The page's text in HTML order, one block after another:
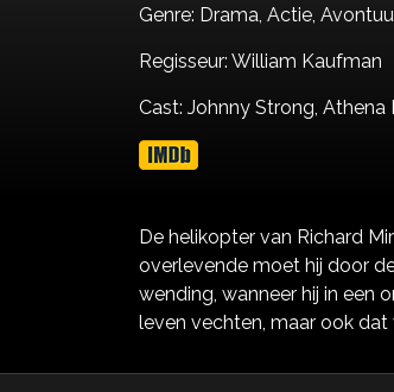
Genre: Drama, Actie,
Regisseur: William Kaufman
Cast: Johnny Strong, Athena
De helikopter van Richard
overlevende moet hij door
wending, wanneer hij in een
leven vechten, maar ook